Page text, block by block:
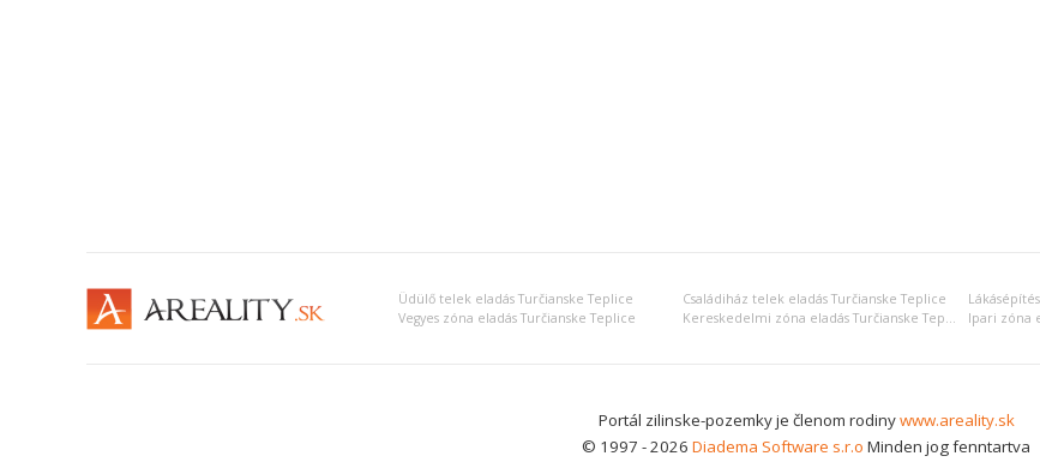
Üdülő telek eladás Turčianske Teplice Családiház telek eladás Turčianske Teplice
Vegyes zóna eladás Turčianske Teplice
Kereskedelmi zóna eladás Turčianske Teplice Ipari zóna
Portál zilinske-pozemky je členom rodinywww.areality.sk
© 1997 - 2026 Diadema Software s.r.o Minden jog fenntartva